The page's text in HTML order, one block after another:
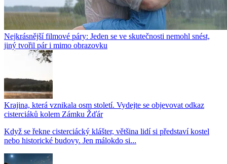
Nejkrásnější filmové páry: Jeden se ve skutečnosti nemohl snést,
jiný tvořil pár i mimo obrazovku
Krajina, která vznikala osm století. Vydejte se objevovat odkaz
cisterciáků kolem Zámku Žďár
Když se řekne cisterciácký klášter, většina lidí si představí kostel
nebo historické budovy. Jen málokdo si...